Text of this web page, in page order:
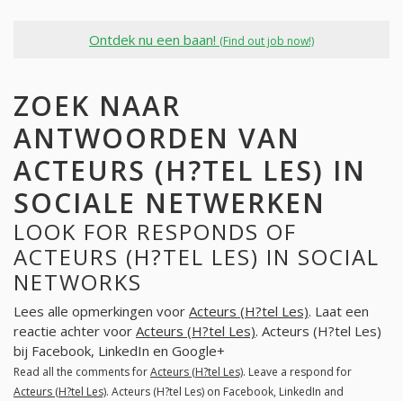
Ontdek nu een baan! (Find out job now!)
ZOEK NAAR
ANTWOORDEN VAN
ACTEURS (H?TEL LES) IN
SOCIALE NETWERKEN
LOOK FOR RESPONDS OF
ACTEURS (H?TEL LES) IN SOCIAL
NETWORKS
Lees alle opmerkingen voor Acteurs (H?tel Les). Laat een
reactie achter voor Acteurs (H?tel Les). Acteurs (H?tel Les)
bij Facebook, LinkedIn en Google+
Read all the comments forActeurs (H?tel Les). Leave a respond for
Acteurs (H?tel Les). Acteurs (H?tel Les) on Facebook, LinkedIn and